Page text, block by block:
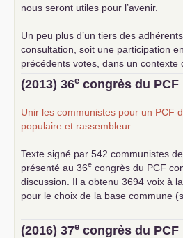
nous seront utiles pour l’avenir.
Un peu plus d’un tiers des
consultation, soit une participation
précédents votes, dans un contexte
... lire la suite
(2013) 36e congrès du PCF
Unir les communistes pour un PCF
populaire et rassembleur
Texte signé par 542 communistes
présenté au 36e congrès du PCF
discussion. Il a obtenu 3694 voix à
pour le choix de la base commune
(2016) 37e congrès du PCF